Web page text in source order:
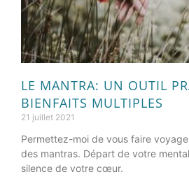
LE MANTRA: UN OUTIL
BIENFAITS MULTIPLES
21 juillet 2021
Permettez-moi de vous faire
des mantras. Départ de votre
silence de votre cœur.